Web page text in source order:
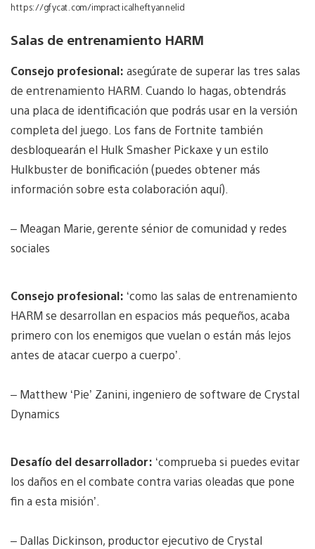
https://gfycat.com/impracticalheftyannelid
Salas de entrenamiento HARM
Consejo profesional: asegúrate de superar las tres salas
de entrenamiento HARM. Cuando lo hagas, obtendrás
una placa de identificación que podrás usar en la versión
completa del juego. Los fans de Fortnite también
desbloquearán el Hulk Smasher Pickaxe y un estilo
Hulkbuster de bonificación (puedes obtener más
información sobre esta colaboración aquí).
– Meagan Marie, gerente sénior de comunidad y redes
sociales
Consejo profesional: ‘como las salas de entrenamiento
HARM se desarrollan en espacios más pequeños, acaba
primero con los enemigos que vuelan o están más lejos
antes de atacar cuerpo a cuerpo’.
– Matthew ‘Pie’ Zanini, ingeniero de software de Crystal
Dynamics
Desafío del desarrollador: ‘comprueba si puedes evitar
los daños en el combate contra varias oleadas que pone
fin a esta misión’.
– Dallas Dickinson, productor ejecutivo de Crystal